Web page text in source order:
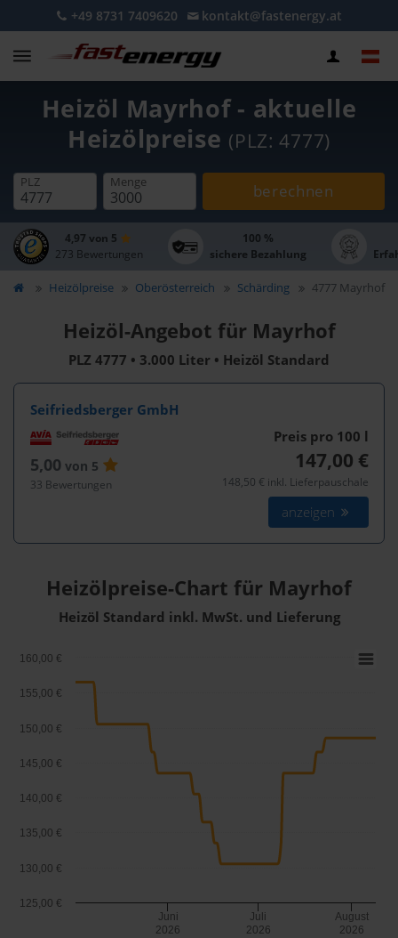
+49 8731 7409620 kontakt@fastenergy.at
Heizöl Mayrhof - aktuelle
Heizölpreise (PLZ: 4777)
PLZ Menge berechnen
4,97 von 5
273 Bewertungen
100 %
sichere Bezahlung
Heizölpreise Oberösterreich Schärding 4777 Mayrhof
Heizöl-Angebot für Mayrhof
PLZ 4777 • 3.000 Liter • Heizöl Standard
Seifriedsberger GmbH
5,00 von 5
33 Bewertungen
Preis pro 100 l
147,00 €
148,50 € inkl. Lieferpauschale
anzeigen
Heizölpreise-Chart für Mayrhof
Heizöl Standard inkl. MwSt. und Lieferung
Juni
2026
Juli
2026
August
2026
125,00 €
130,00 €
135,00 €
140,00 €
145,00 €
150,00 €
155,00 €
160,00 €